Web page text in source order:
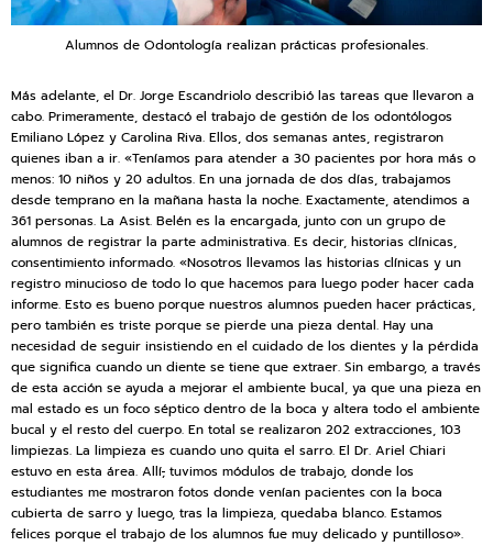
Alumnos de Odontología realizan prácticas profesionales.
Más adelante, el Dr. Jorge Escandriolo describió las tareas que llevaron a
cabo. Primeramente, destacó el trabajo de gestión de los odontólogos
Emiliano López y Carolina Riva. Ellos, dos semanas antes, registraron
quienes iban a ir. «Teníamos para atender a 30 pacientes por hora más o
menos: 10 niños y 20 adultos. En una jornada de dos días, trabajamos
desde temprano en la mañana hasta la noche. Exactamente, atendimos a
361 personas. La Asist. Belén es la encargada, junto con un grupo de
alumnos de registrar la parte administrativa. Es decir, historias clínicas,
consentimiento informado. «Nosotros llevamos las historias clínicas y un
registro minucioso de todo lo que hacemos para luego poder hacer cada
informe. Esto es bueno porque nuestros alumnos pueden hacer prácticas,
pero también es triste porque se pierde una pieza dental. Hay una
necesidad de seguir insistiendo en el cuidado de los dientes y la pérdida
que significa cuando un diente se tiene que extraer. Sin embargo, a través
de esta acción se ayuda a mejorar el ambiente bucal, ya que una pieza en
mal estado es un foco séptico dentro de la boca y altera todo el ambiente
bucal y el resto del cuerpo. En total se realizaron 202 extracciones, 103
limpiezas. La limpieza es cuando uno quita el sarro. El Dr. Ariel Chiari
estuvo en esta área. Allí, tuvimos módulos de trabajo, donde los
estudiantes me mostraron fotos donde venían pacientes con la boca
cubierta de sarro y luego, tras la limpieza, quedaba blanco. Estamos
felices porque el trabajo de los alumnos fue muy delicado y puntilloso».